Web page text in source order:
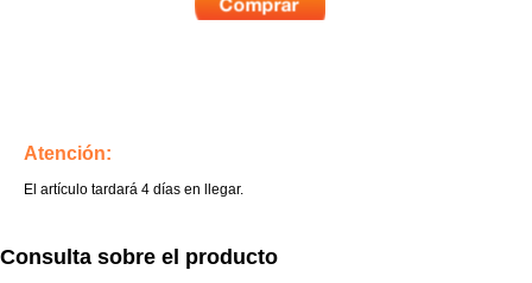
Atención:
El artículo tardará 4 días en llegar.
Consulta sobre el producto